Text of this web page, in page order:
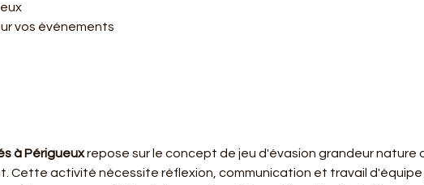
vos événements
à Périgueux repose sur le concept de jeu d'évasion grandeur nature
Cette activité nécessite réflexion, communication et travail d'équipe